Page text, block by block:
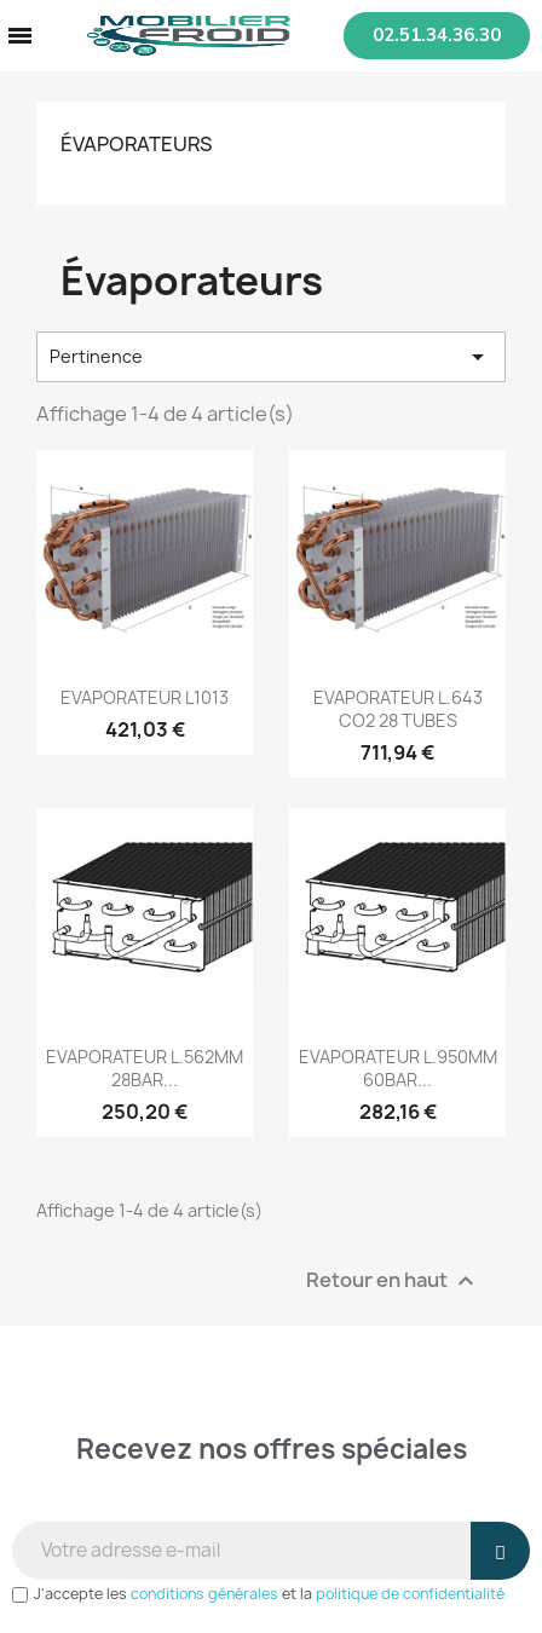
02.51.34.36.30
ÉVAPORATEURS
Évaporateurs
Pertinence 
Affichage 1-4 de 4 article(s)
EVAPORATEUR L1013
421,03 €
EVAPORATEUR L.643
CO2 28 TUBES
711,94 €
EVAPORATEUR L.562MM
28BAR...
250,20 €
EVAPORATEUR L.950MM
60BAR...
282,16 €
Affichage 1-4 de 4 article(s)
Retour en haut 
Recevez nos offres spéciales
J'accepte les conditions générales et lapolitique de confidentialité